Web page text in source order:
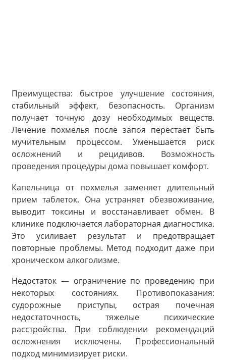
Преимущества: быстрое улучшение состояния,
стабильный эффект, безопасность. Организм
получает точную дозу необходимых веществ.
Лечение похмелья после запоя перестает быть
мучительным процессом. Уменьшается риск
осложнений и рецидивов. Возможность
проведения процедуры дома повышает комфорт.
Капельница от похмелья заменяет длительный
прием таблеток. Она устраняет обезвоживание,
выводит токсины и восстанавливает обмен. В
клинике подключается лабораторная диагностика.
Это усиливает результат и предотвращает
повторные проблемы. Метод подходит даже при
хроническом алкоголизме.
Недостаток — ограничение по проведению при
некоторых состояниях. Противопоказания:
судорожные приступы, острая почечная
недостаточность, тяжелые психические
расстройства. При соблюдении рекомендаций
осложнения исключены. Профессиональный
подход минимизирует риски.